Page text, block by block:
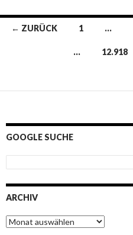
Beitrags-
← ZURÜCK 1 …
… 12.918
GOOGLE SUCHE
ARCHIV
Archiv